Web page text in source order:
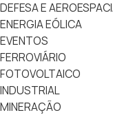
DEFESA E
ENERGIA EÓLICA
EVENTOS
FERROVIÁRIO
FOTOVOLTAICO
INDUSTRIAL
MINERAÇÃO